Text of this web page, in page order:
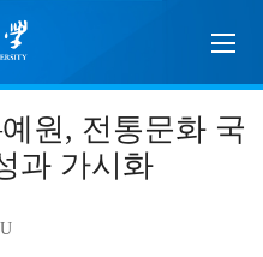
원, 전통문화 국
과 가시화